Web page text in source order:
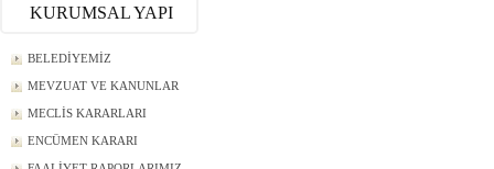
KURUMSAL YAPI
BELEDİYEMİZ
MEVZUAT VE KANUNLAR
MECLİS KARARLARI
ENCÜMEN KARARI